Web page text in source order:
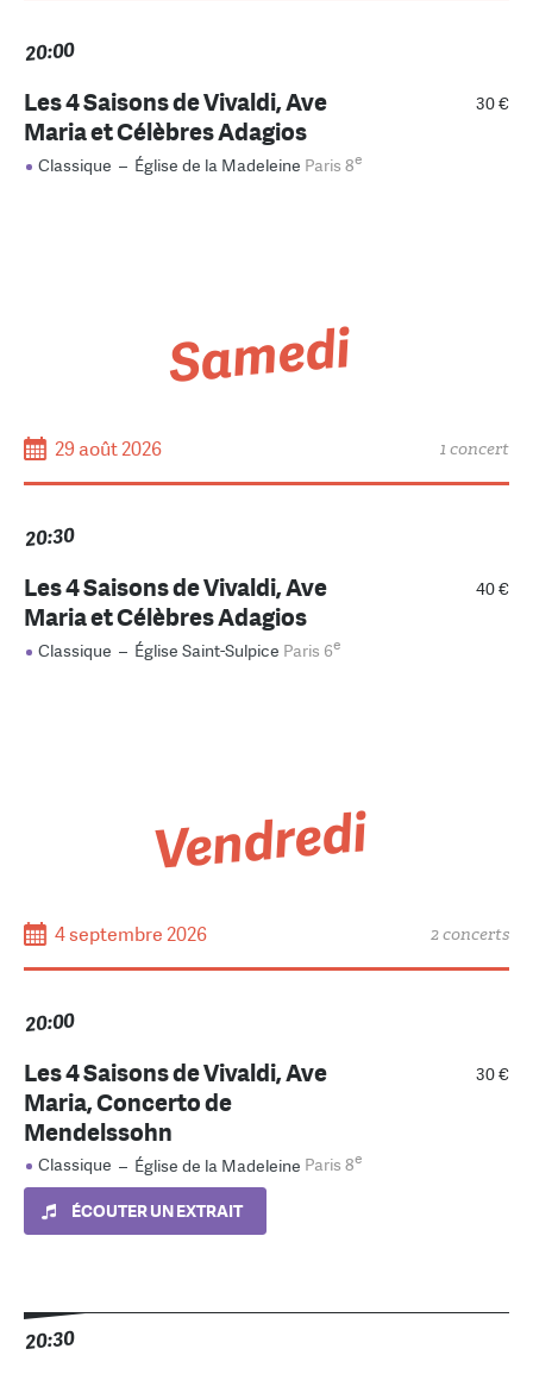
20:00
30 €
Les 4 Saisons de Vivaldi, Ave
Maria et Célèbres Adagios
Classique – Église de la Madeleine Paris 8e
Samedi
29 août 2026 1 concert
20:30
40 €
Les 4 Saisons de Vivaldi, Ave
Maria et Célèbres Adagios
Classique – Église Saint-Sulpice Paris 6e
Vendredi
4 septembre 2026 2 concerts
20:00
30 €
Les 4 Saisons de Vivaldi, Ave
Maria, Concerto de
Mendelssohn
Classique – Église de la Madeleine Paris 8e
ÉCOUTER UN EXTRAIT
20:30